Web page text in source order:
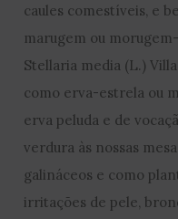
caules comestíveis, e
marugem ou
Stellaria media (L.)
como erva-estrela ou
erva peluda e de
verdura às nossas
galináceos e como
irritações de pele,